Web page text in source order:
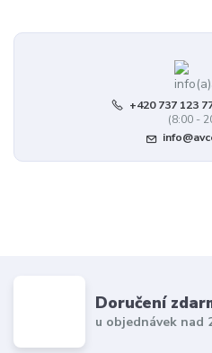
+420 737 123
(8:00 -
Doručení
u objednávek nad